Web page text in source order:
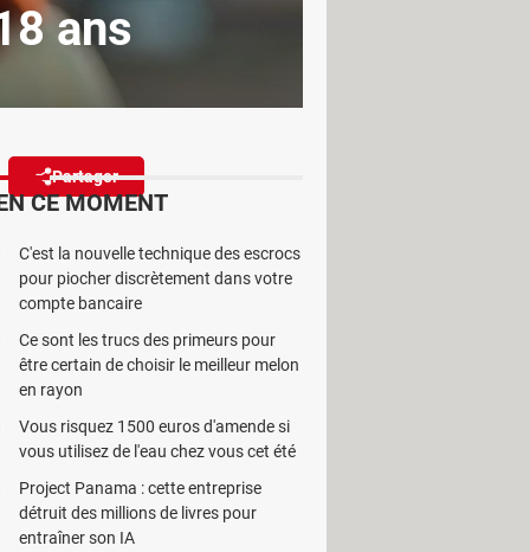
ans
Partager
pour certains utilisateurs.
de leur ADN. Ajout d'oreilles de
tous les goûts ! Ils ont été
ils sont de plus en plus réalistes.
CE MOMENT
C'est la nouvelle technique des escrocs
pour piocher discrètement dans votre
compte bancaire
Ce sont les trucs des primeurs pour
être certain de choisir le meilleur melon
en rayon
Vous risquez 1500 euros d'amende si
vous utilisez de l'eau chez vous cet été
Project Panama : cette entreprise
détruit des millions de livres pour
entraîner son IA